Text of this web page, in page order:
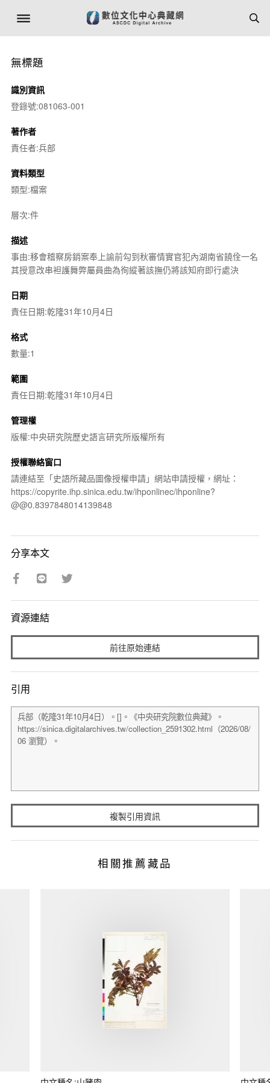
無標題
識別資訊
登錄號:081063-001
著作者
責任者:兵部
資料類型
類型:檔案
層次:件
描述
事由:移會稽察房銷案奉上諭前勾到秋審情實官犯內湖南省饒佺一名
其授意改串袒護舞弊屬員曲為徇縱著該撫仍將該知府即行處決
日期
責任日期:乾隆31年10月4日
格式
數量:1
範圍
責任日期:乾隆31年10月4日
管理權
版權:中央研究院歷史語言研究所版權所有
授權聯絡窗口
請連結至「史語所藏品圖像授權申請」網站申請授權，網址：
https://copyrite.ihp.sinica.edu.tw/ihponlinec/ihponline?
@@0.8397848014139848
分享本文
資源連結
前往原始連結
引用
複製引用資訊
相關推薦藏品